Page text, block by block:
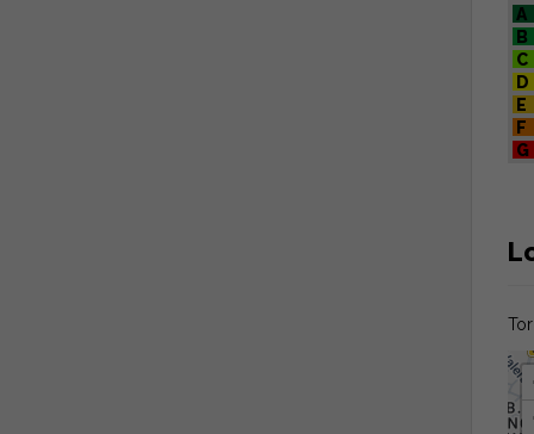
A
B
C
D
E
F
G